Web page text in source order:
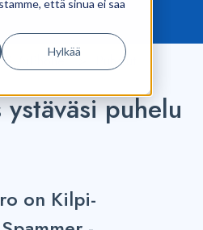
että sinua ei saa
Hylkää
/ iPhone Puhelut
puhelu
on Kilpi-